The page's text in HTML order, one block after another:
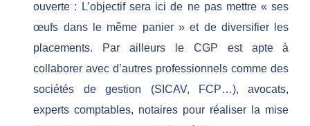
ouverte : L’objectif sera ici de ne pas mettre « ses
œufs dans le même panier » et de diversifier les
placements. Par ailleurs le CGP est apte à
collaborer avec d’autres professionnels comme des
sociétés de gestion (SICAV, FCP…), avocats,
experts comptables, notaires pour réaliser la mise